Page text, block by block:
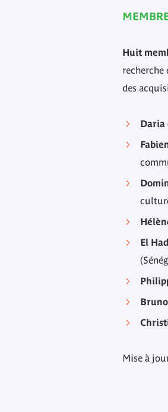
Huit
recherche
des
Daria
El
Mise à